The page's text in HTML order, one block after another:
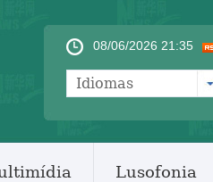
08/06/2026 21:35
Idiomas
Lusofonia